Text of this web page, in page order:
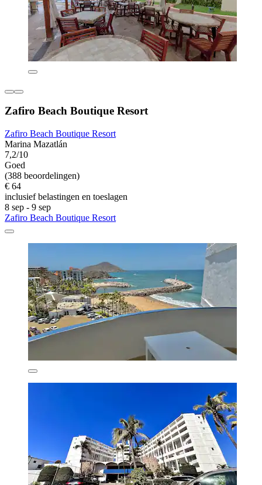
Zafiro Beach Boutique Resort
Zafiro Beach Boutique Resort
Marina Mazatlán
7,2/10
Goed
(388 beoordelingen)
€ 64
inclusief belastingen en toeslagen
8 sep - 9 sep
Zafiro Beach Boutique Resort